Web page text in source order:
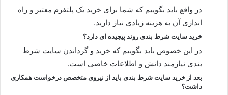
در واقع باید بگوییم که شما برای خرید یک پلتفرم معتبر و راه
اندازی آن به هزینه زیادی نیاز دارید.
خرید سایت شرط بندی روند پیچیده ای دارد؟
در این خصوص باید بگوییم که خرید و گرداندن سایت شرط
بندی نیازمند دانش و اطلاعات خاصی است.
بعد از خرید سایت شرط بندی باید از نیروی متخصص درخواست همکاری
داشت؟